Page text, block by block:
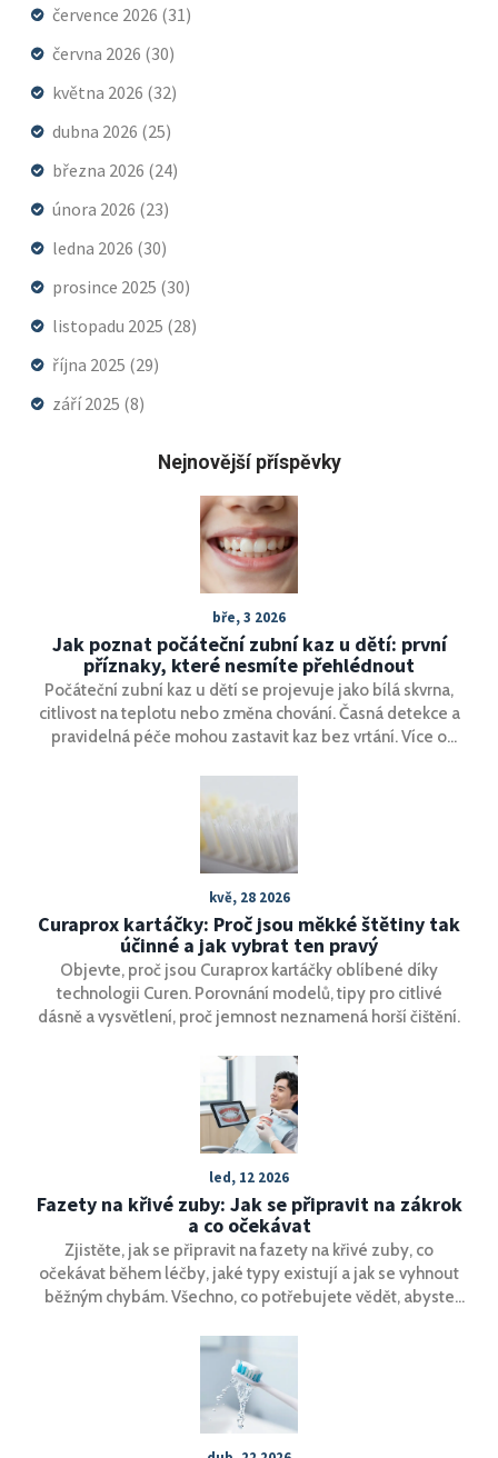
července 2026 (31)
června 2026 (30)
května 2026 (32)
dubna 2026 (25)
března 2026 (24)
února 2026 (23)
ledna 2026 (30)
prosince 2025 (30)
listopadu 2025 (28)
října 2025 (29)
září 2025 (8)
Nejnovější příspěvky
bře, 3 2026
Jak poznat počáteční zubní kaz u dětí: první
příznaky, které nesmíte přehlédnout
Počáteční zubní kaz u dětí se projevuje jako bílá skvrna,
citlivost na teplotu nebo změna chování. Časná detekce a
pravidelná péče mohou zastavit kaz bez vrtání. Více o
kvě, 28 2026
Curaprox kartáčky: Proč jsou měkké štětiny tak
účinné a jak vybrat ten pravý
Objevte, proč jsou Curaprox kartáčky oblíbené díky
technologii Curen. Porovnání modelů, tipy pro citlivé
dásně a vysvětlení, proč jemnost neznamená horší čištění.
led, 12 2026
Fazety na křivé zuby: Jak se připravit na zákrok
a co očekávat
Zjistěte, jak se připravit na fazety na křivé zuby, co
očekávat během léčby, jaké typy existují a jak se vyhnout
běžným chybám. Všechno, co potřebujete vědět, abyste